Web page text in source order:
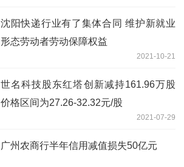
沈阳快递行业有了集体合同 维护新就业
形态劳动者劳动保障权益
2021-10-21
世名科技股东红塔创新减持161.96万股
价格区间为27.26-32.32元/股
2021-07-29
广州农商行半年信用减值损失50亿元